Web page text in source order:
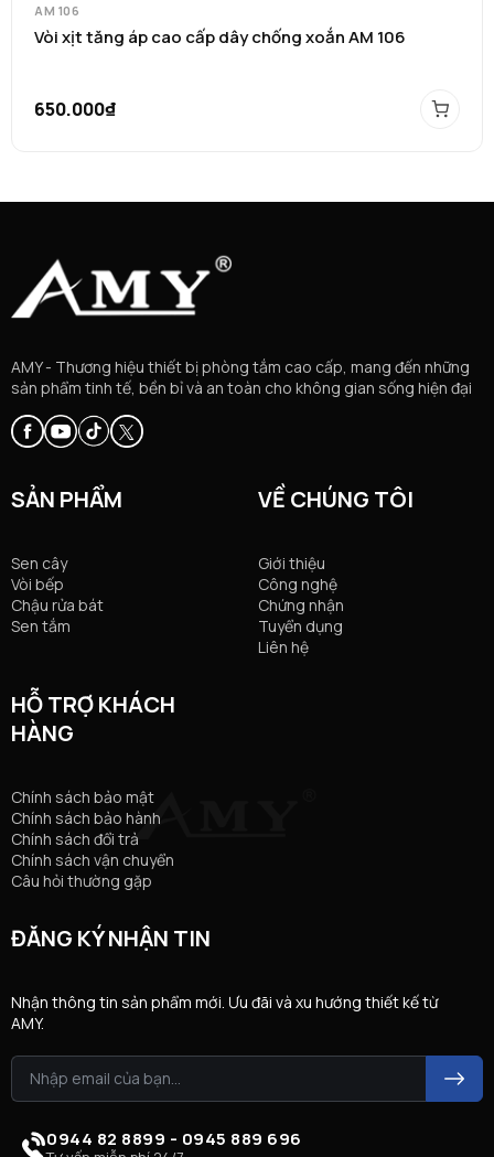
AM 106
Vòi xịt tăng áp cao cấp dây chống xoắn AM 106
650.000₫
AMY - Thương hiệu thiết bị phòng tắm cao cấp, mang đến những
sản phẩm tinh tế, bền bỉ và an toàn cho không gian sống hiện đại
SẢN PHẨM
Sen cây
Vòi bếp
Chậu rửa bát
Sen tắm
VỀ CHÚNG TÔI
Giới thiệu
Công nghệ
Chứng nhận
Tuyển dụng
Liên hệ
HỖ TRỢ KHÁCH
HÀNG
Chính sách bảo mật
Chính sách bảo hành
Chính sách đổi trả
Chính sách vận chuyển
Câu hỏi thường gặp
ĐĂNG KÝ NHẬN TIN
Nhận thông tin sản phẩm mới. Ưu đãi và xu hướng thiết kế từ
AMY.
0944 82 8899 - 0945 889 696